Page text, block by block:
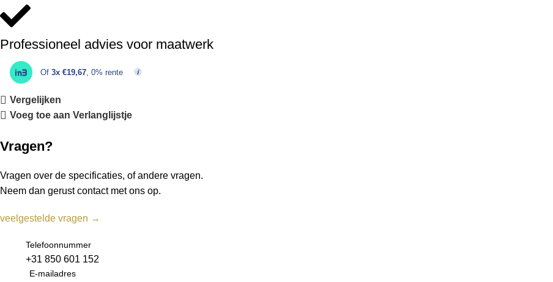
Professioneel advies voor maatwerk
Of 3x €19,67, 0% rente
Vergelijken
Voeg toe aan Verlanglijstje
Vragen?
Vragen over de specificaties, of andere vragen.
Neem dan gerust contact met ons op.
veelgestelde vragen →
Telefoonnummer
+31 850 601 152
E-mailadres